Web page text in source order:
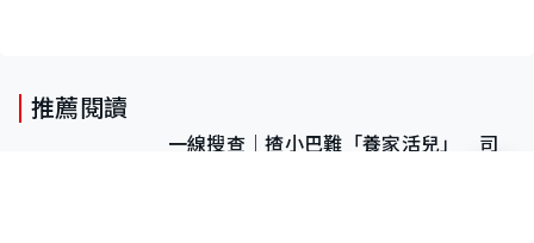
推薦閱讀
一線搜查｜揸小巴難「養家活兒」 司